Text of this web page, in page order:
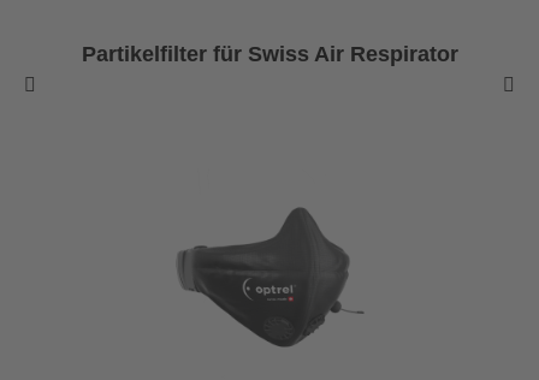
Partikelfilter für Swiss Air Respirator